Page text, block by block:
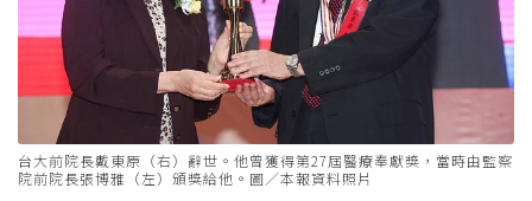
台大前院長戴東原（右）辭世。他曾獲得第27屆醫療奉獻獎，當時由監察
院前院長張博雅（左）頒獎給他。圖／本報資料照片